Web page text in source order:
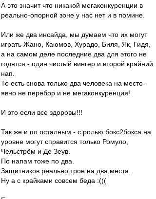
А это значит что никакой мегаконкуренции в
реально-опорной зоне у нас нет и в помине.
Или же два инсайда, мы думаем что их могут
играть Жано, Каюмов, Хурадо, Биля, Як, Гидя,
а на самом деле последние два для этого не
годятся - один чистый вингер и второй крайний
нап.
То есть снова только два человека на место -
явно не перебор и не мегаконкуренция!
И это если все здоровы!!!
Так же и по осталным - с ролью бокс2бокса на
уровне могут справится только Ромуло,
Чельстрём и Де Зеув.
По напам тоже по два.
Защитников реально трое на два места.
Ну а с крайками совсем беда :(((